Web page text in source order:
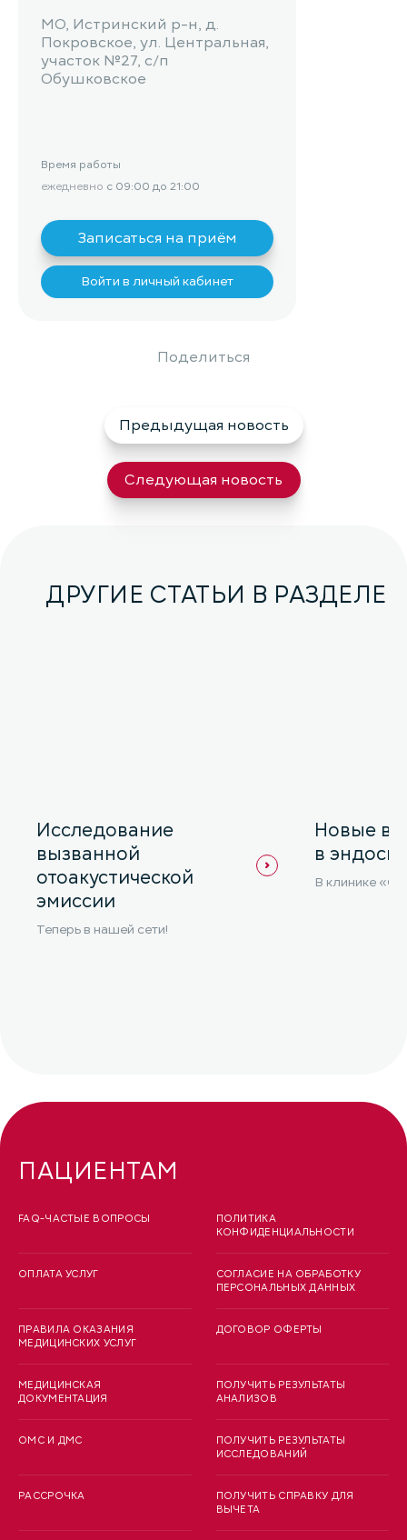
МО, Истринский р-н, д.
Покровское, ул. Центральная,
участок №27, с/п
Обушковское
Время работы
ежедневно с 09:00 до 21:00
Записаться на приём
Войти в личный кабинет
Поделиться
Предыдущая новость
Следующая новость
ДРУГИЕ СТАТЬИ В РАЗДЕЛЕ
Исследование
вызванной
отоакустической
эмиссии
Теперь в нашей сети!
Новые
в
В клинике
ПАЦИЕНТАМ
FAQ-ЧАСТЫЕ ВОПРОСЫ
ОПЛАТА УСЛУГ
ПРАВИЛА ОКАЗАНИЯ
МЕДИЦИНСКИХ УСЛУГ
МЕДИЦИНСКАЯ
ДОКУМЕНТАЦИЯ
ОМС И ДМС
РАССРОЧКА
ПОЛИТИКА
КОНФИДЕНЦИАЛЬНОСТИ
СОГЛАСИЕ НА ОБРАБОТКУ
ПЕРСОНАЛЬНЫХ ДАННЫХ
ДОГОВОР ОФЕРТЫ
ПОЛУЧИТЬ РЕЗУЛЬТАТЫ
АНАЛИЗОВ
ПОЛУЧИТЬ РЕЗУЛЬТАТЫ
ИССЛЕДОВАНИЙ
ПОЛУЧИТЬ СПРАВКУ ДЛЯ
ВЫЧЕТА